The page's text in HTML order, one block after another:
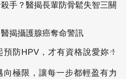
手？醫揭長輩防骨鬆失智三關
揭攝護腺癌奪命警訊
預防HPV，才有資格說愛妳！
PR
向極限，讓每一步都輕盈有力
PR